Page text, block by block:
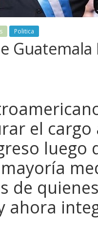
Politica
el cargo
luego
de
ahora